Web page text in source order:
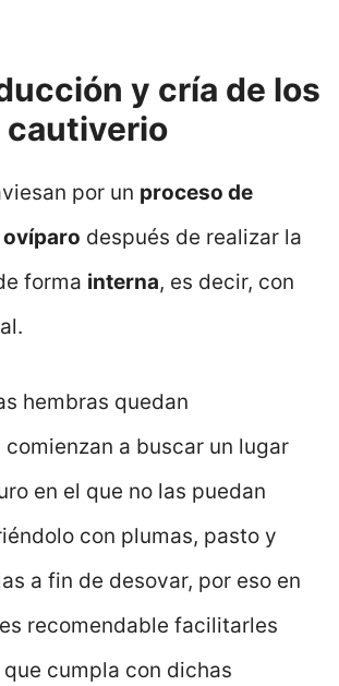
y cría de los
cautiverio
por un proceso de
después de realizar la
forma interna, es decir, con
hembras quedan
comienzan a buscar un lugar
en el que no las puedan
con plumas, pasto y
a fin de desovar, por eso en
recomendable facilitarles
cumpla con dichas